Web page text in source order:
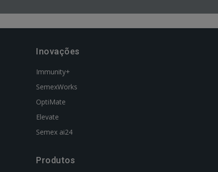
Inovações
Immunity+
SemexWorks
OptiMate
Elevate
Semex ai24
Produtos